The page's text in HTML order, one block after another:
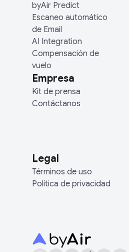
byAir Predict
Escaneo automático
de Email
AI Integration
Compensación de
vuelo
Empresa
Kit de prensa
Contáctanos
Legal
Términos de uso
Política de privacidad